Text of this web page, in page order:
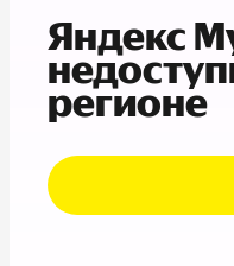
Яндекс
регионе